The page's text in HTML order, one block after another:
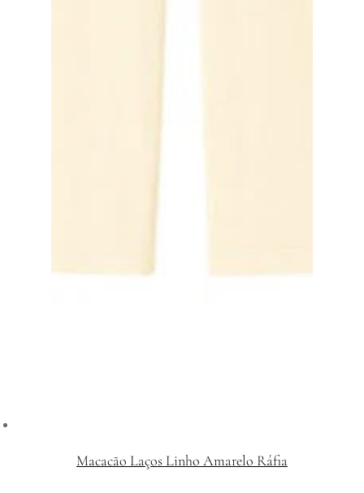
Macacão Laços Linho Amarelo Ráfia